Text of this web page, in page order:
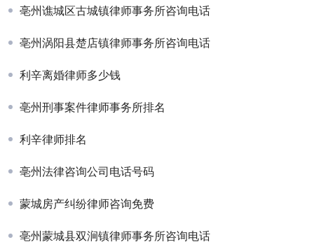
亳州谯城区古城镇律师事务所咨询电话
亳州涡阳县楚店镇律师事务所咨询电话
利辛离婚律师多少钱
亳州刑事案件律师事务所排名
利辛律师排名
亳州法律咨询公司电话号码
蒙城房产纠纷律师咨询免费
亳州蒙城县双涧镇律师事务所咨询电话